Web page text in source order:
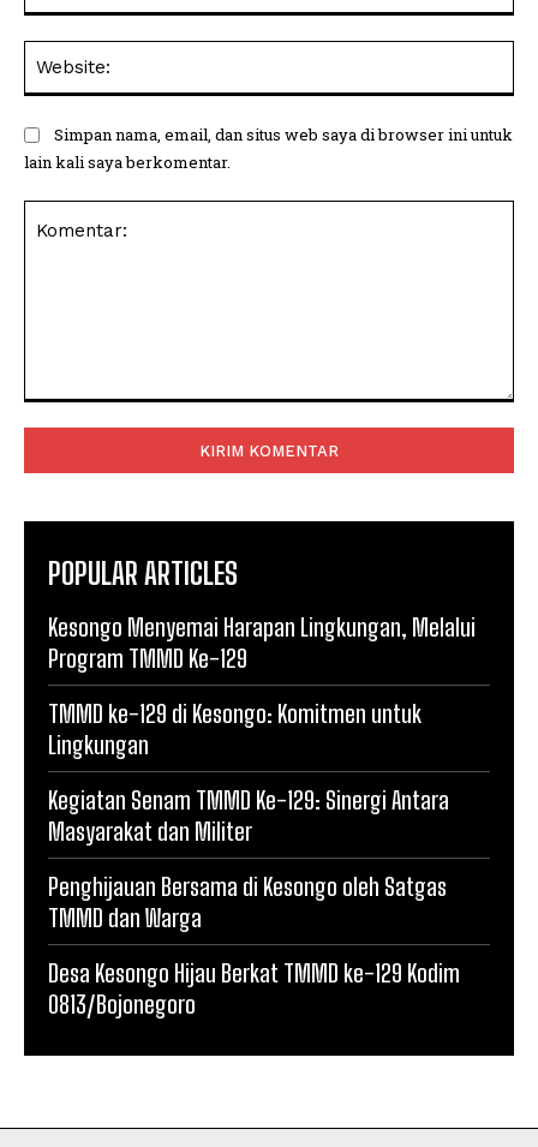
Simpan nama, email, dan situs web saya di browser ini untuk
lain kali saya berkomentar.
POPULAR ARTICLES
Kesongo Menyemai Harapan Lingkungan, Melalui
Program TMMD Ke-129
TMMD ke-129 di Kesongo: Komitmen untuk
Lingkungan
Kegiatan Senam TMMD Ke-129: Sinergi Antara
Masyarakat dan Militer
Penghijauan Bersama di Kesongo oleh Satgas
TMMD dan Warga
Desa Kesongo Hijau Berkat TMMD ke-129 Kodim
0813/Bojonegoro